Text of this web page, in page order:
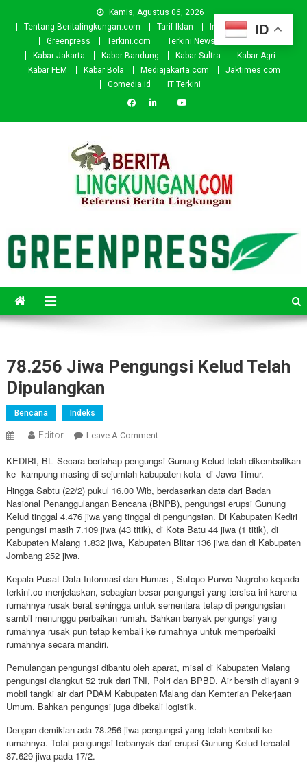
Kamis, Agustus 06, 2026
Tentang Beritalingkungan.com
Tarif Iklan Investor
Donasi
Greenpress
Terkini.com Terkini News
Kabar.id
Kabar Jakarta
Kabar Bandung Kabar Sultra
Kabar Agri
Kabar FEM
Kabar Bola Mediajakarta.com
Jaktimes.com
Gomedia.id
IT Terkini
78.256 Jiwa Pengungsi Kelud Telah
Dipulangkan
Bencana Indeks
Editor Leave A CommentOn
Jiwa
Pengungsi
Kelud
Telah
Dipulangkan
KEDIRI, BL- Secara bertahap pengungsi Gunung Kelud telah dikembalikan
ke kampung masing di sejumlah kabupaten kota di Jawa Timur.
Hingga Sabtu (22/2) pukul 16.00 Wib, berdasarkan data dari Badan
Nasional Penanggulangan Bencana (BNPB), pengungsi erupsi Gunung
Kelud tinggal 4.476 jiwa yang tinggal di pengungsian. Di Kabupaten Kediri
pengungsi masih 7.109 jiwa (43 titik), di Kota Batu 44 jiwa (1 titik), di
Kabupaten Malang 1.832 jiwa, Kabupaten Blitar 136 jiwa dan di Kabupaten
Jombang 252 jiwa.
Kepala Pusat Data Informasi dan Humas , Sutopo Purwo Nugroho kepada
terkini.co menjelaskan, sebagian besar pengungsi yang tersisa ini karena
rumahnya rusak berat sehingga untuk sementara tetap di pengungsian
sambil menunggu perbaikan rumah. Bahkan banyak pengungsi yang
rumahnya rusak pun tetap kembali ke rumahnya untuk memperbaiki
rumahnya secara mandiri.
Pemulangan pengungsi dibantu oleh aparat, misal di Kabupaten Malang
pengungsi diangkut 52 truk dari TNI, Polri dan BPBD. Air bersih dilayani 9
mobil tangki air dari PDAM Kabupaten Malang dan Kemterian Pekerjaan
Umum. Bahkan pengungsi juga dibekali logistik.
Dengan demikian ada 78.256 jiwa pengungsi yang telah kembali ke
rumahnya. Total pengungsi terbanyak dari erupsi Gunung Kelud tercatat
87.629 jiwa pada 17/2.
ID